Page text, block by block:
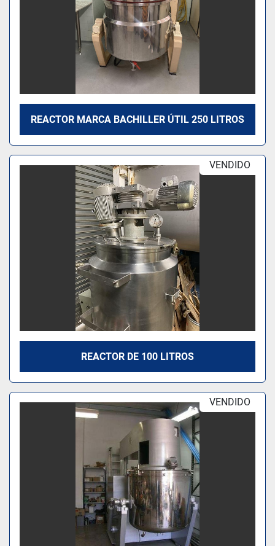
REACTOR MARCA BACHILLER ÚTIL 250 LITROS
VENDIDO
REACTOR DE 100 LITROS
VENDIDO